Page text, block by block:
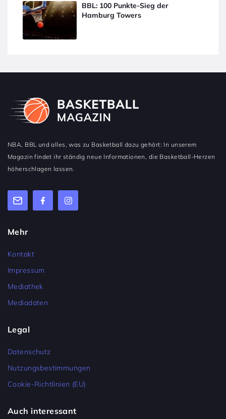
BBL: 100 Punkte-Sieg der
Hamburg Towers
NBA, BBL und alles, was zu Basketball dazu gehört: In unserem
Magazin findet ihr ständig neue Informationen, die Basketball-Herzen
höherschlagen lassen.
Mehr
Kontakt
Impressum
Mediathek
Mediadaten
Legal
Datenschutz
Nutzungsbestimmungen
Cookie-Richtlinien (EU)
Auch interessant